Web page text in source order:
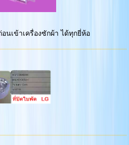
นเข้าเครื่องซักผ้า ได้ทุกยี่ห้อ